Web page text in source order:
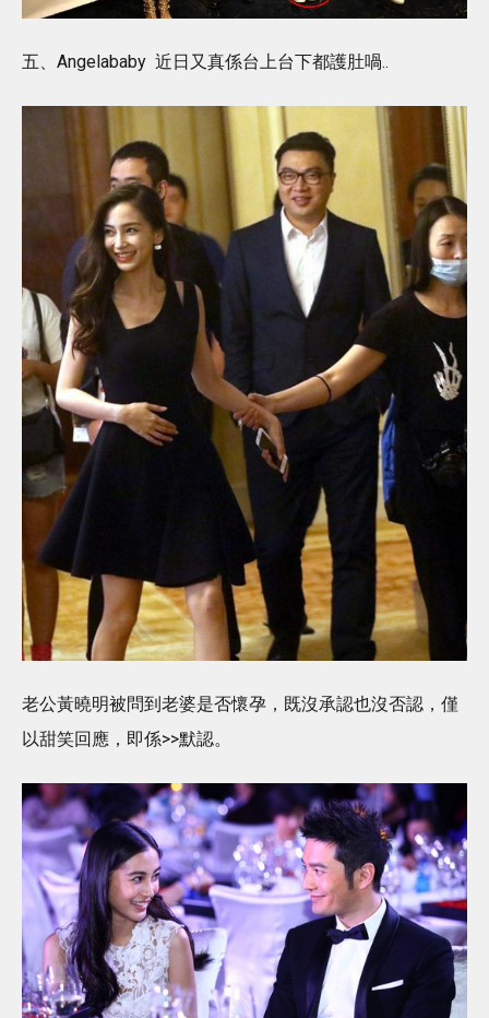
五、Angelababy 近日又真係台上台下都護肚喎..
老公黃曉明被問到老婆是否懷孕，既沒承認也沒否認，僅
以甜笑回應，即係>>默認。